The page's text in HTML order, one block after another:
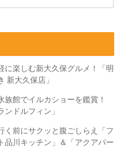
に楽しむ新大久保グルメ！「明
新大久保店」
族館でイルカショーを鑑賞！
ンドルフィン」
く前にサクッと腹ごしらえ「フ
品川キッチン」＆「アクアパー